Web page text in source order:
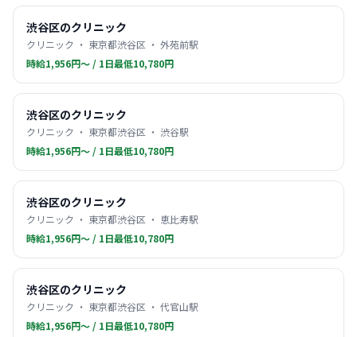
渋谷区のクリニック
クリニック ・ 東京都渋谷区 ・ 外苑前駅
時給1,956円〜 / 1日最低10,780円
渋谷区のクリニック
クリニック ・ 東京都渋谷区 ・ 渋谷駅
時給1,956円〜 / 1日最低10,780円
渋谷区のクリニック
クリニック ・ 東京都渋谷区 ・ 恵比寿駅
時給1,956円〜 / 1日最低10,780円
渋谷区のクリニック
クリニック ・ 東京都渋谷区 ・ 代官山駅
時給1,956円〜 / 1日最低10,780円